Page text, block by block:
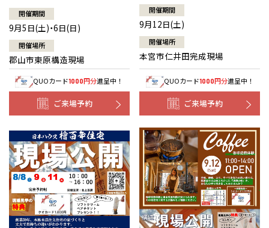
開催期間
9月5日(土)・6日(日)
開催場所
郡山市東原構造現場
QUOカード1000円分進呈中！
ご来場予約
開催期間
9月12日(土)
開催場所
本宮市仁井田完成現場
QUOカード1000円分進呈中！
ご来場予約